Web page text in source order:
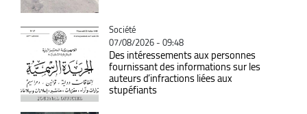
Catégorie
Société
07/08/2026 - 09:48
Des intéressements aux personnes
fournissant des informations sur les
auteurs d’infractions liées aux
stupéfiants